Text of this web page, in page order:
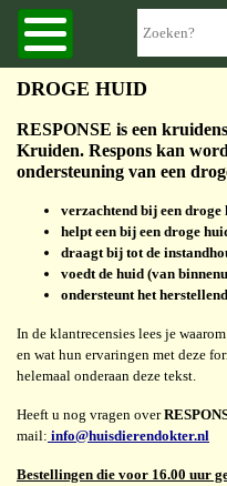
DROGE HUID
RESPONSE is een
Kruiden. Respons kan
ondersteuning van een
verzachtend bij een droge
helpt een bij een droge
draagt bij tot de
voedt de huid (van
ondersteunt het
In de klantrecensies lees je
en wat hun ervaringen met deze
helemaal onderaan deze tekst.
Heeft u nog vragen over
mail: info@huisdierendokter.nl
Bestellingen die voor 16.00 uur